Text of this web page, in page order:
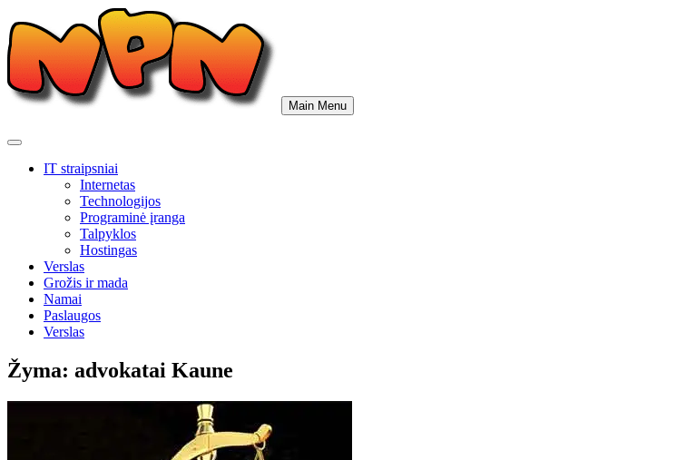
to
content
Main Menu
IT straipsniai
Internetas
Technologijos
Programinė įranga
Talpyklos
Hostingas
Verslas
Grožis ir mada
Namai
Paslaugos
Verslas
Žyma: advokatai Kaune